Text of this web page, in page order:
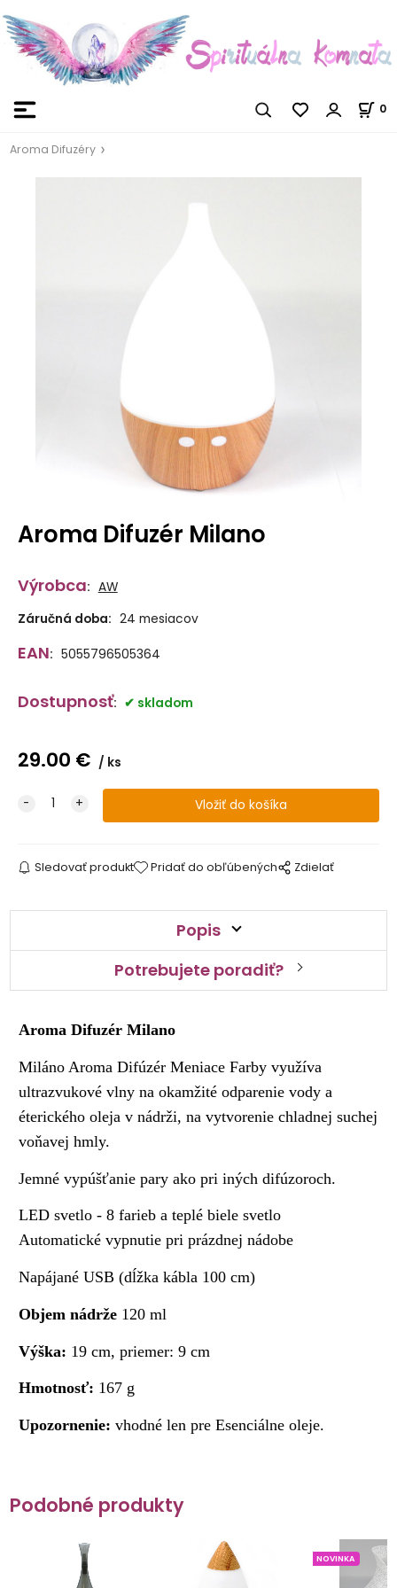
0
Aroma Difuzéry
Aroma Difuzér Milano
Výrobca: AW
Záručná doba: 24 mesiacov
EAN: 5055796505364
Dostupnosť: skladom
29.00 € ks
Sledovať produkt Pridať do obľúbených Zdielať
Popis
Potrebujete poradiť?
Aroma Difuzér Milano
Miláno Aroma Difúzér Meniace Farby využíva
ultrazvukové vlny na okamžité odparenie vody a
éterického oleja v nádrži, na vytvorenie chladnej suchej
voňavej hmly.
Jemné vypúšťanie pary ako pri iných difúzoroch.
LED svetlo - 8 farieb a teplé biele svetlo
Automatické vypnutie pri prázdnej nádobe
Napájané USB (dĺžka kábla 100 cm)
Objem nádrže 120 ml
Výška: 19 cm, priemer: 9 cm
Hmotnosť: 167 g
Upozornenie: vhodné len pre Esenciálne oleje.
Podobné produkty
NOVINKA